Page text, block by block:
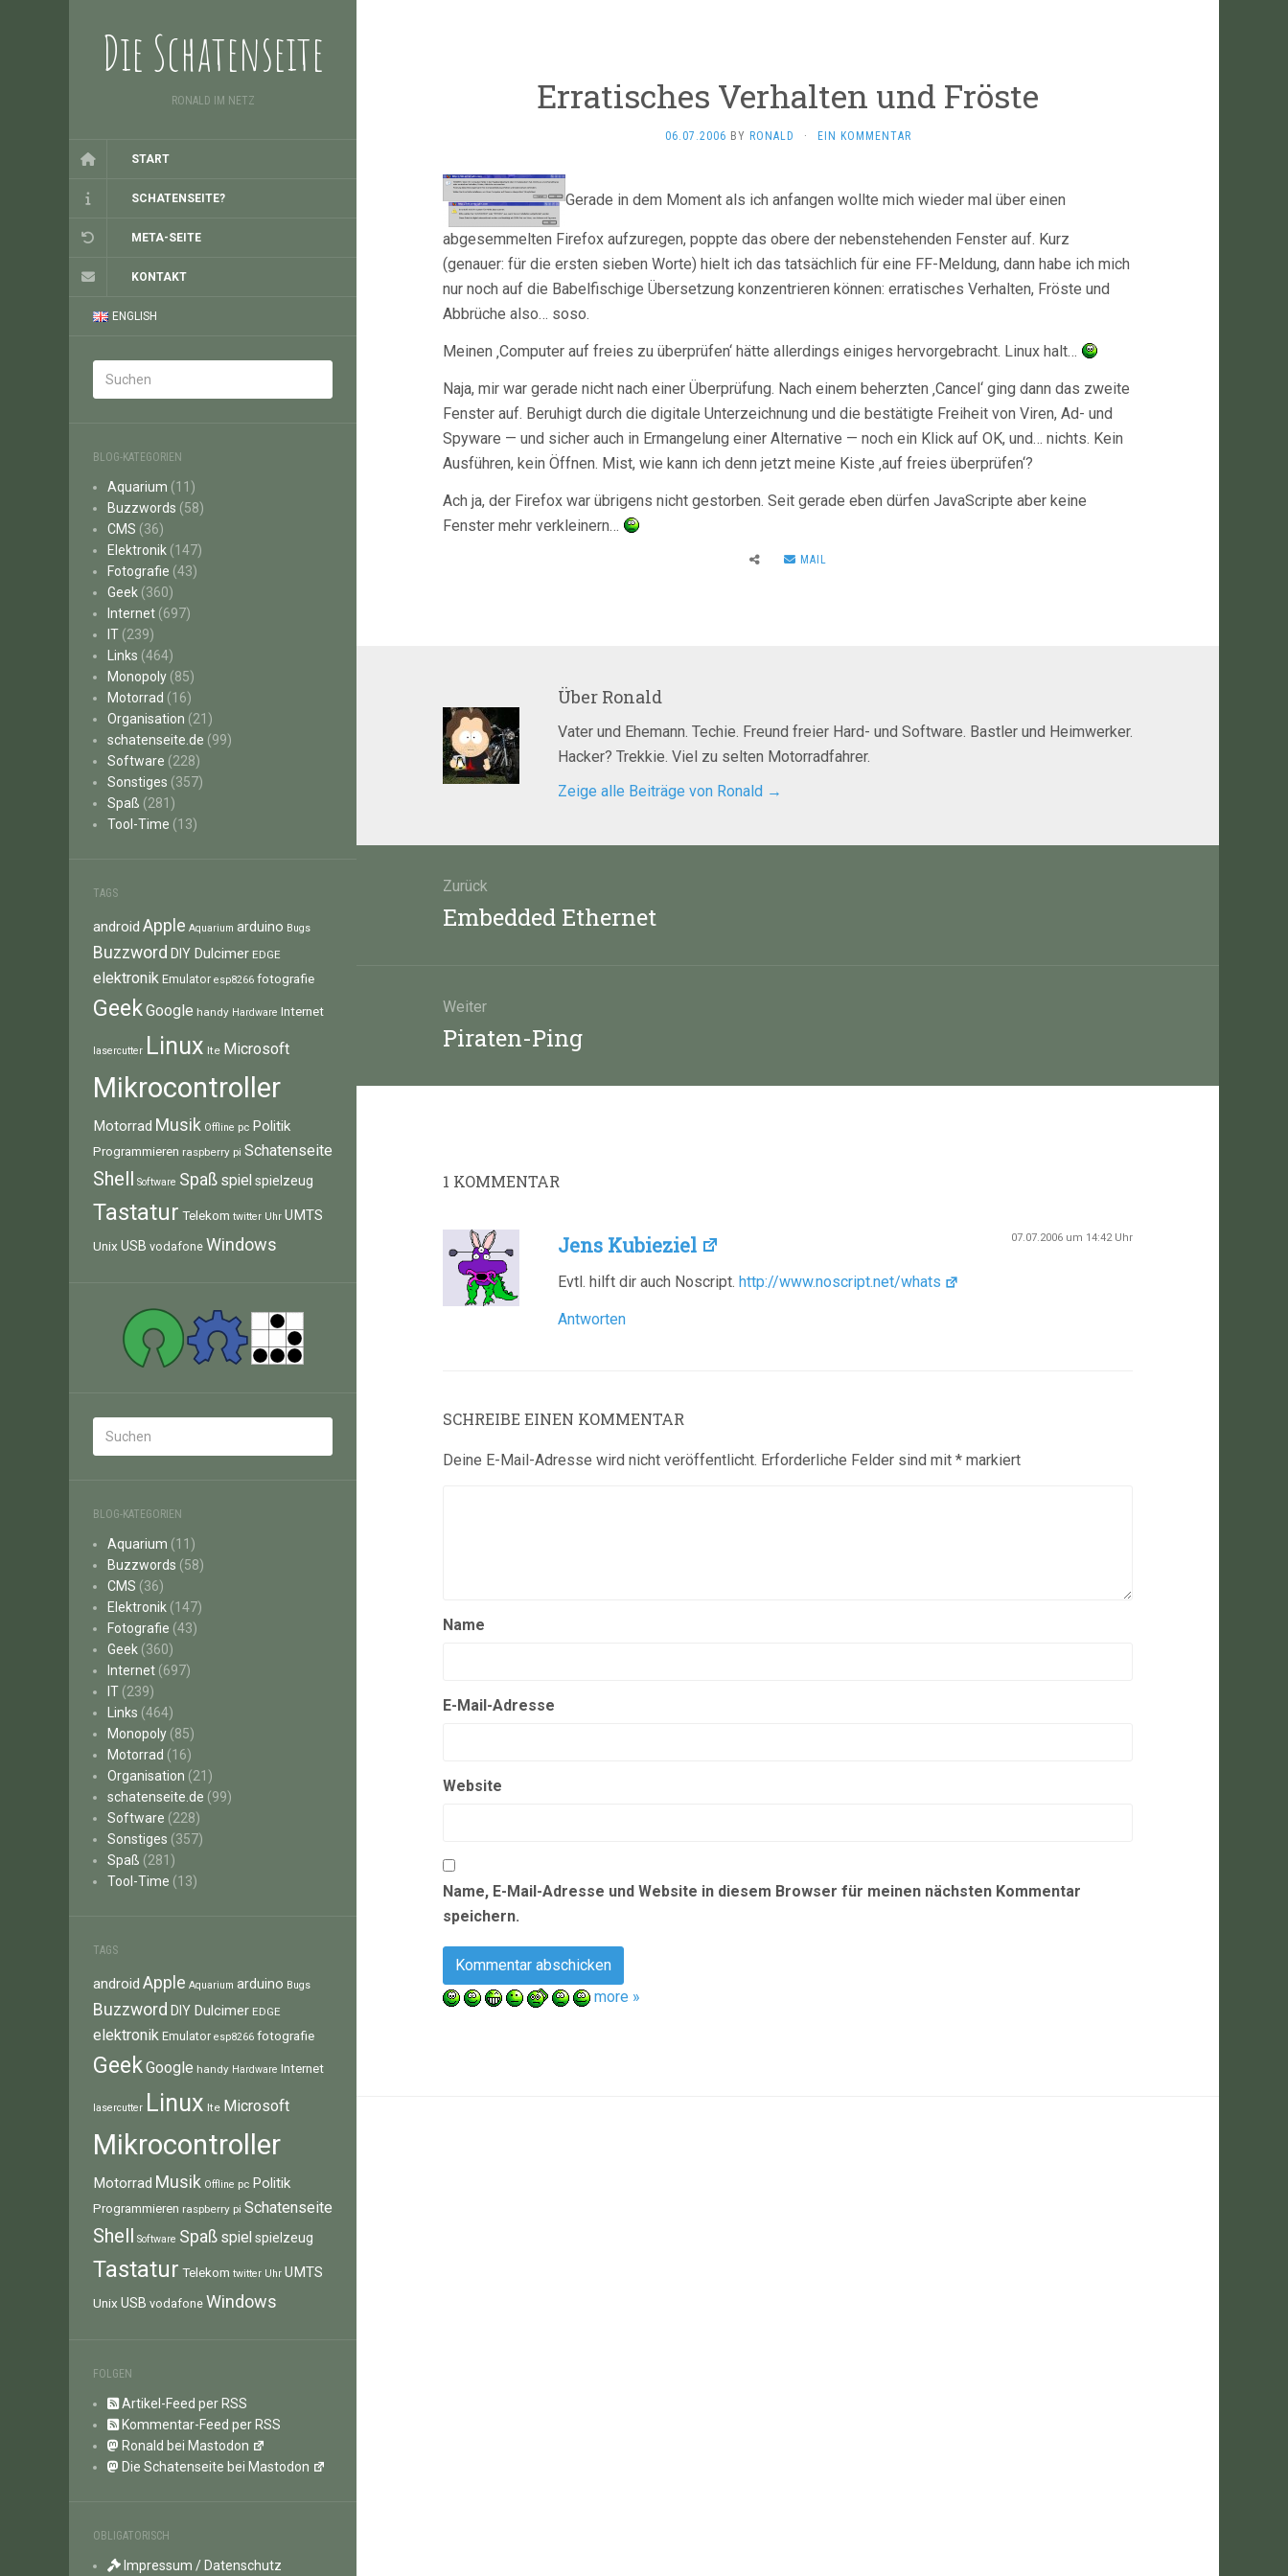
Die Schatenseite
RONALD IM NETZ
START
SCHATENSEITE?
META-SEITE
KONTAKT
ENGLISH
BLOG-KATEGORIEN
Aquarium (11)
Buzzwords (58)
CMS (36)
Elektronik (147)
Fotografie (43)
Geek (360)
Internet (697)
IT (239)
Links (464)
Monopoly (85)
Motorrad (16)
Organisation (21)
schatenseite.de (99)
Software (228)
Sonstiges (357)
Spaß (281)
Tool-Time (13)
TAGS
android Apple Aquarium arduino Bugs
Buzzword DIY Dulcimer EDGE
elektronik Emulator esp8266 fotografie
GeekGoogle handy Hardware Internet
lasercutter Linux lte Microsoft
Mikrocontroller
Motorrad Musik Offline pc Politik
Programmieren raspberry pi Schatenseite
Shell Software Spaß spiel spielzeug
Tastatur Telekom twitter Uhr UMTS
Unix USB vodafone Windows
BLOG-KATEGORIEN
Aquarium (11)
Buzzwords (58)
CMS (36)
Elektronik (147)
Fotografie (43)
Geek (360)
Internet (697)
IT (239)
Links (464)
Monopoly (85)
Motorrad (16)
Organisation (21)
schatenseite.de (99)
Software (228)
Sonstiges (357)
Spaß (281)
Tool-Time (13)
TAGS
android Apple Aquarium arduino Bugs
Buzzword DIY Dulcimer EDGE
elektronik Emulator esp8266 fotografie
GeekGoogle handy Hardware Internet
lasercutter Linux lte Microsoft
Mikrocontroller
Motorrad Musik Offline pc Politik
Programmieren raspberry pi Schatenseite
Shell Software Spaß spiel spielzeug
Tastatur Telekom twitter Uhr UMTS
Unix USB vodafone Windows
FOLGEN
Artikel-Feed per RSS
Kommentar-Feed per RSS
Ronald bei Mastodon
Die Schatenseite bei Mastodon
OBLIGATORISCH
Impressum / Datenschutz
Erratisches Verhalten und Fröste
06.07.2006 BY RONALD · EIN KOMMENTAR
Gerade in dem Moment als ich anfangen wollte mich wieder mal über einen
abgesemmelten Firefox aufzuregen, poppte das obere der nebenstehenden Fenster auf. Kurz
(genauer: für die ersten sieben Worte) hielt ich das tatsächlich für eine FF-Meldung, dann habe ich mich
nur noch auf die Babelfischige Übersetzung konzentrieren können: erratisches Verhalten, Fröste und
Abbrüche also… soso.
Meinen ‚Computer auf freies zu überprüfen‘ hätte allerdings einiges hervorgebracht. Linux halt…
Naja, mir war gerade nicht nach einer Überprüfung. Nach einem beherzten ‚Cancel‘ ging dann das zweite
Fenster auf. Beruhigt durch die digitale Unterzeichnung und die bestätigte Freiheit von Viren, Ad- und
Spyware — und sicher auch in Ermangelung einer Alternative — noch ein Klick auf OK, und… nichts. Kein
Ausführen, kein Öffnen. Mist, wie kann ich denn jetzt meine Kiste ‚auf freies überprüfen‘?
Ach ja, der Firefox war übrigens nicht gestorben. Seit gerade eben dürfen JavaScripte aber keine
Fenster mehr verkleinern…
MAIL
Über Ronald
Vater und Ehemann. Techie. Freund freier Hard- und Software. Bastler und Heimwerker.
Hacker? Trekkie. Viel zu selten Motorradfahrer.
Zeige alle Beiträge von Ronald →
Zurück
Vorheriger
Embedded Ethernet
Weiter
Nächster
Piraten-Ping
1 KOMMENTAR
Jens Kubieziel 07.07.2006 um 14:42 Uhr
Evtl. hilft dir auch Noscript. http://www.noscript.net/whats
Antworten
SCHREIBE EINEN KOMMENTAR
Deine E-Mail-Adresse wird nicht veröffentlicht. Erforderliche Felder sind mit * markiert
Name
E-Mail-Adresse
Website
Name, E-Mail-Adresse und Website in diesem Browser für meinen nächsten Kommentar
speichern.
more »